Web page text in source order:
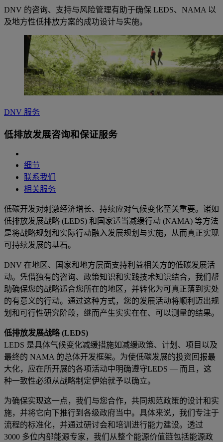
DNV 的咨询、支持与风险管理有助于确保 LEDS、NAMA 以
及地方性低排放方案的成功设计与实施。
DNV 服务
低排放发展咨询和保证服务
细节
联系我们
相关服务
低碳开发对刺激经济增长、持续应对气候变化至关重要。诸如
低排放发展战略 (LEDS) 和国家适当减缓行动 (NAMA) 等方法
是将战略规划和实际行动融入发展规划与实施，从而真正实现
可持续发展的基石。
DNV 在地区、国家和地方层面支持利益相关方的低碳发展活
动。凭借独有的咨询、政策知识和实践技术知识结合，我们帮
助确保您的战略适合您所在的地区，并转化为可真正落到实处
的有意义的行动。通过这种方式，您的发展活动将顺利迈出规
划和可行性研究阶段，继而产生实实在在、可以测量的结果。
低排放发展战略 (LEDS)
LEDS 是具体气候变化减缓措施如减缓政策、计划、项目以及
最终的 NAMA 的总体开发框架。为使低碳发展的投资回报最
大化，应在所开展的各项活动中明确遵守LEDS — 而且，这
种一致性必须从战略制定伊始就予以确立。
为确保实现这一点，我们与您合作，共同规范政策的设计和实
施，并将它向下推行到各级政府当中。具体来说，我们专注于
流程的标准化，并通过研讨会和培训进行能力建设。透过
3000 多位内部能源专家，我们从整个能源价值链包括能源政